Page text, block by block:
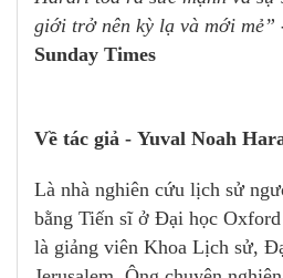
giới trở nên kỳ lạ và mới mẻ”
Sunday Times
Về tác giả - Yuval Noah
Là nhà nghiên cứu lịch sử
bằng Tiến sĩ ở Đại học
là giảng viên Khoa Lịch sử,